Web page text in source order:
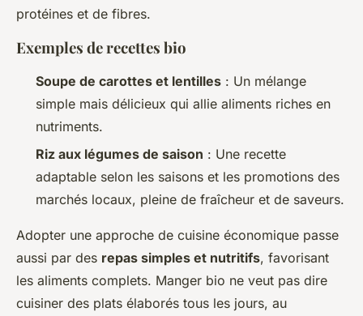
protéines et de fibres.
Exemples de recettes bio
Soupe de carottes et lentilles : Un mélange
simple mais délicieux qui allie aliments riches en
nutriments.
Riz aux légumes de saison : Une recette
adaptable selon les saisons et les promotions des
marchés locaux, pleine de fraîcheur et de saveurs.
Adopter une approche de cuisine économique passe
aussi par des repas simples et nutritifs, favorisant
les aliments complets. Manger bio ne veut pas dire
cuisiner des plats élaborés tous les jours, au